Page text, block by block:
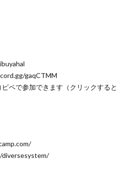
gaqCTMM
ペで参加できます（クリックすると